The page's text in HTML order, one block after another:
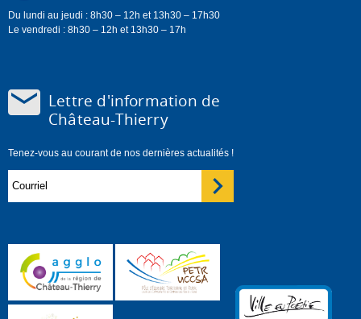
Du lundi au jeudi : 8h30 – 12h et 13h30 – 17h30
Le vendredi : 8h30 – 12h et 13h30 – 17h
Lettre d'information de
Château-Thierry
Tenez-vous au courant de nos dernières actualités !